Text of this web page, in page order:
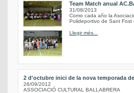
Team Match anual
31/08/2013
Como cada año la
Polideportivo de Sant Fost
Llegir més...
2 d'octubre inici de la nova temporada
26/09/2012
ASSOCIACIÓ CULTURAL BALLABRERA